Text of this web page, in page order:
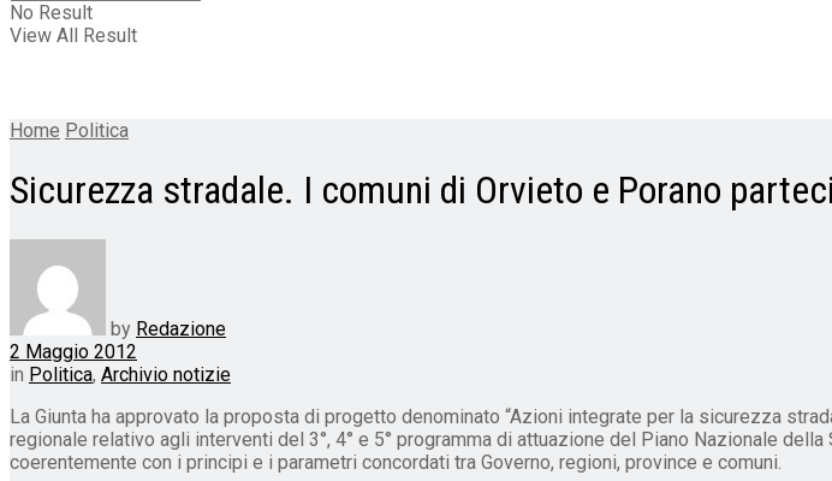
No Result
View All Result
Home Politica
Sicurezza stradale. I comuni di Orvieto e Porano
by Redazione
2 Maggio 2012
in Politica, Archivio notizie
La Giunta ha approvato la proposta di progetto denominato “Azioni integrate per la sicurezza
regionale relativo agli interventi del 3°, 4° e 5° programma di attuazione del Piano Nazionale
coerentemente con i principi e i parametri concordati tra Governo, regioni, province e comuni.